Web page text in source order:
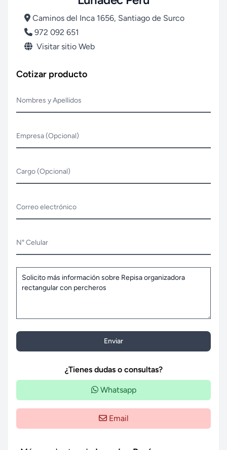
Caminos del Inca 1656, Santiago de Surco
972 092 651
Visitar sitio Web
Cotizar producto
Nombres y Apellidos
Empresa (Opcional)
Cargo (Opcional)
Correo electrónico
N° Celular
Enviar
¿Tienes dudas o consultas?
Whatsapp
Email